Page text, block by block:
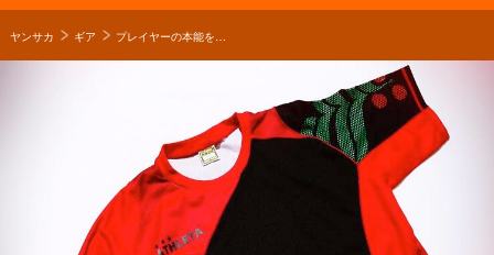
ヤンサカ ギア プレイヤーの本能を覚醒させるプラシャツ